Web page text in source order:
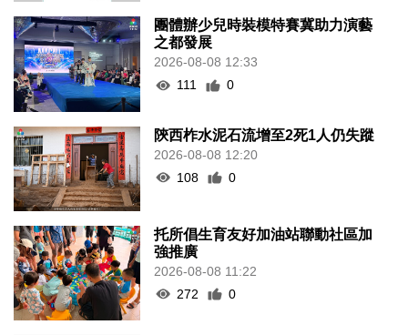
團體辦少兒時裝模特賽冀助力演藝
之都發展
2026-08-08 12:33
111
0
陝西柞水泥石流增至2死1人仍失蹤
2026-08-08 12:20
108
0
托所倡生育友好加油站聯動社區加
強推廣
2026-08-08 11:22
272
0